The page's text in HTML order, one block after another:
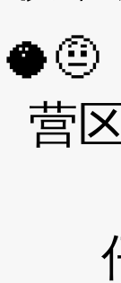
🥥🤨
营
仔